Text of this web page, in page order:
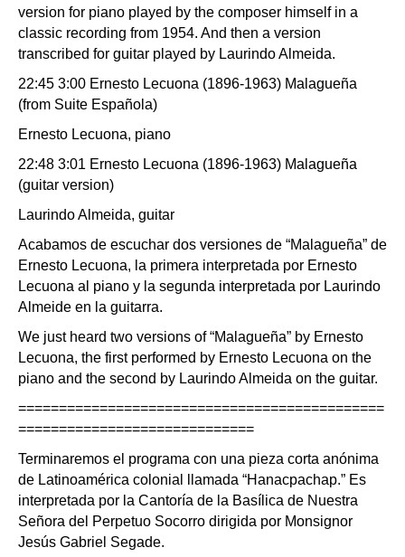
version for piano played by the composer himself in a
classic recording from 1954. And then a version
transcribed for guitar played by Laurindo Almeida.
22:45 3:00 Ernesto Lecuona (1896-1963) Malagueña
(from Suite Española)
Ernesto Lecuona, piano
22:48 3:01 Ernesto Lecuona (1896-1963) Malagueña
(guitar version)
Laurindo Almeida, guitar
Acabamos de escuchar dos versiones de “Malagueña” de
Ernesto Lecuona, la primera interpretada por Ernesto
Lecuona al piano y la segunda interpretada por Laurindo
Almeide en la guitarra.
We just heard two versions of “Malagueña” by Ernesto
Lecuona, the first performed by Ernesto Lecuona on the
piano and the second by Laurindo Almeida on the guitar.
=============================================
=============================
Terminaremos el programa con una pieza corta anónima
de Latinoamérica colonial llamada “Hanacpachap.” Es
interpretada por la Cantoría de la Basílica de Nuestra
Señora del Perpetuo Socorro dirigida por Monsignor
Jesús Gabriel Segade.